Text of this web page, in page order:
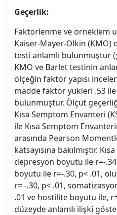
Geçerlik:
Faktörlenme ve örneklem
Kaiser-Mayer-Olkin (KMO)
testi anlamlı bulunmuştur
KMO ve Barlet testinin
ölçeğin faktör yapısı
madde faktör yükleri .53 ile
bulunmuştur. Ölçüt
Kısa Semptom Envanteri
ile Kısa Semptom
arasında Pearson
katsayısına bakılmıştır.
depresyon boyutu ile r=-
boyutu ile r=-.30, p< .01,
r= -.30, p< .01,
.01 ve hostilite boyutu ile,
düzeyde anlamlı ilişki